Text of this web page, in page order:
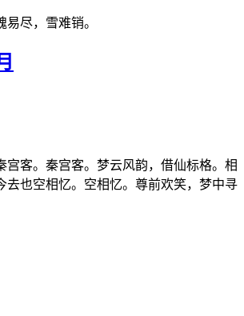
尽，雪难销。
宫客。秦宫客。梦云风韵，借仙标格。相
去也空相忆。空相忆。尊前欢笑，梦中寻